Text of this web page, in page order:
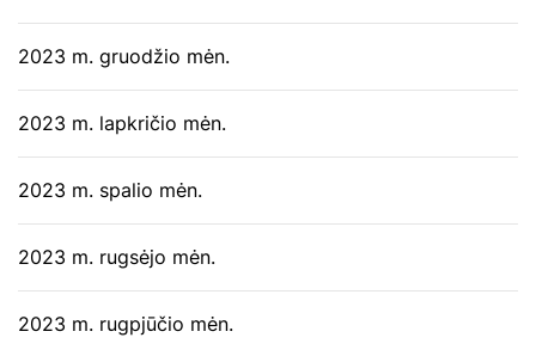
2023 m. gruodžio mėn.
2023 m. lapkričio mėn.
2023 m. spalio mėn.
2023 m. rugsėjo mėn.
2023 m. rugpjūčio mėn.